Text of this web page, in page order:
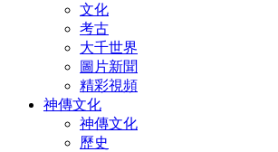
文化
考古
大千世界
圖片新聞
精彩視頻
神傳文化
神傳文化
歷史